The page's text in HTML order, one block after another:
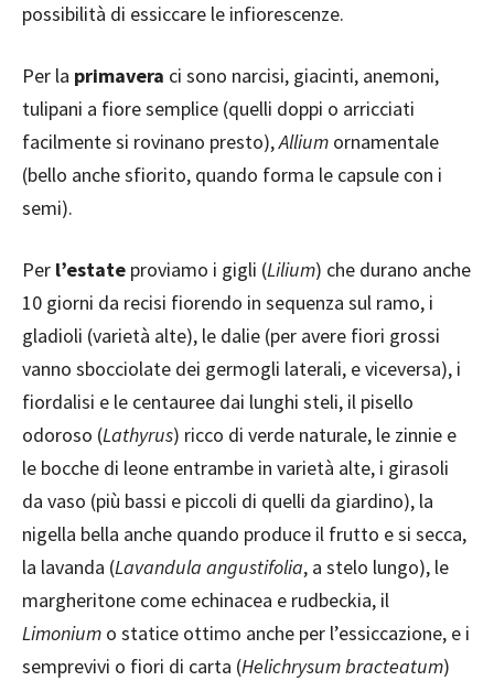
possibilità di essiccare le infiorescenze.
Per la primavera ci sono narcisi, giacinti, anemoni,
tulipani a fiore semplice (quelli doppi o arricciati
facilmente si rovinano presto),Allium ornamentale
(bello anche sfiorito, quando forma le capsule con i
semi).
Per l’estate proviamo i gigli (Lilium) che durano anche
10 giorni da recisi fiorendo in sequenza sul ramo, i
gladioli (varietà alte), le dalie (per avere fiori grossi
vanno sbocciolate dei germogli laterali, e viceversa), i
fiordalisi e le centauree dai lunghi steli, il pisello
odoroso (Lathyrus) ricco di verde naturale, le zinnie e
le bocche di leone entrambe in varietà alte, i girasoli
da vaso (più bassi e piccoli di quelli da giardino), la
nigella bella anche quando produce il frutto e si secca,
la lavanda (Lavandula angustifolia, a stelo lungo), le
margheritone come echinacea e rudbeckia, il
Limonium o statice ottimo anche per l’essiccazione, e i
semprevivi o fiori di carta (Helichrysum bracteatum)